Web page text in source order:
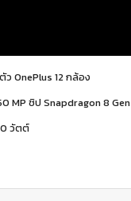
ว OnePlus 12 กล้อง
MP ชิป Snapdragon 8 Gen
วัตต์